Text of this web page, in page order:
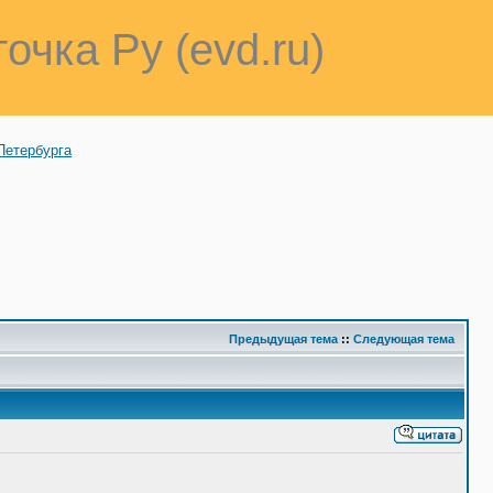
Ру (evd.ru)
Предыдущая тема :: Следующая тема